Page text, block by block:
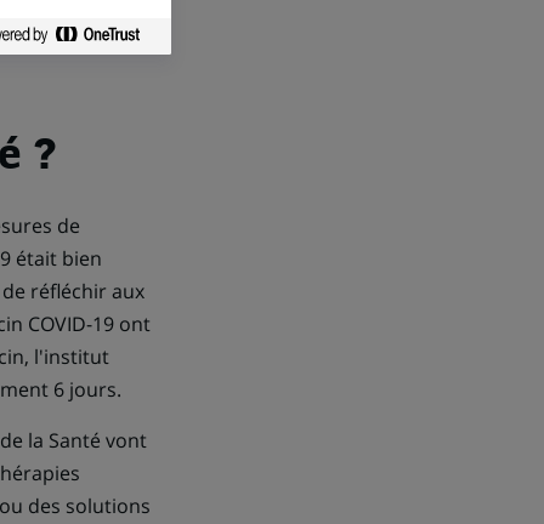
?
de
était bien
réfléchir aux
COVID-19 ont
l'institut
6 jours.
la Santé vont
des solutions